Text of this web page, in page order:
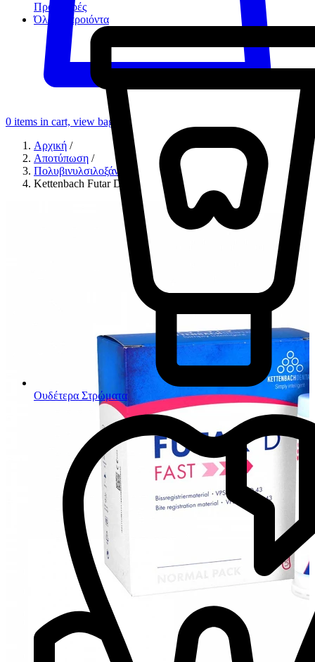
Προσφορές
Όλα τα προιόντα
Ουδέτερα Στρώματα
0 items in cart, view bag
Αρχική /
Αποτύπωση /
Πολυβινυλσιλοξάνες
Kettenbach Futar D